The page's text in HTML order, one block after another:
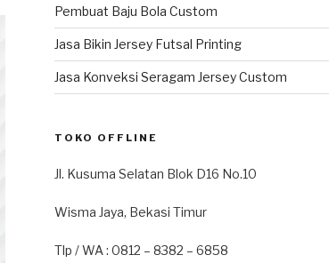
Pembuat Baju Bola Custom
Jasa Bikin Jersey Futsal Printing
Jasa Konveksi Seragam Jersey Custom
TOKO OFFLINE
Jl. Kusuma Selatan Blok D16 No.10
Wisma Jaya, Bekasi Timur
Tlp / WA : 0812 – 8382 – 6858